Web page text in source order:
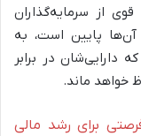
از سرمایه‌گذاران
پایین است، به
دارایی‌شان در برابر
برای رشد مالی